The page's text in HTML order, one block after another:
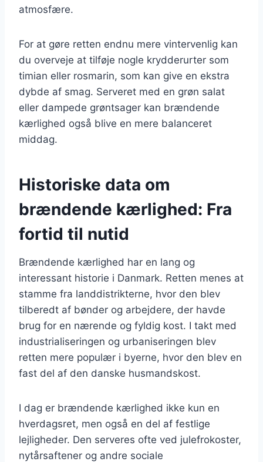
atmosfære.
For at gøre retten endnu mere vintervenlig kan
du overveje at tilføje nogle krydderurter som
timian eller rosmarin, som kan give en ekstra
dybde af smag. Serveret med en grøn salat
eller dampede grøntsager kan brændende
kærlighed også blive en mere balanceret
middag.
Historiske data om
brændende kærlighed: Fra
fortid til nutid
Brændende kærlighed har en lang og
interessant historie i Danmark. Retten menes at
stamme fra landdistrikterne, hvor den blev
tilberedt af bønder og arbejdere, der havde
brug for en nærende og fyldig kost. I takt med
industrialiseringen og urbaniseringen blev
retten mere populær i byerne, hvor den blev en
fast del af den danske husmandskost.
I dag er brændende kærlighed ikke kun en
hverdagsret, men også en del af festlige
lejligheder. Den serveres ofte ved julefrokoster,
nytårsaftener og andre sociale